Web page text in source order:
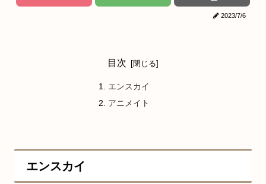
2023/7/6
目次
エンスカイ
アニメイト
エンスカイ